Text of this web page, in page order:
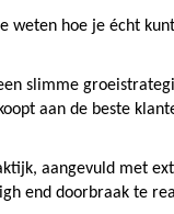
weten hoe je écht kunt
slimme
aan de beste
aangevuld met
end doorbraak te